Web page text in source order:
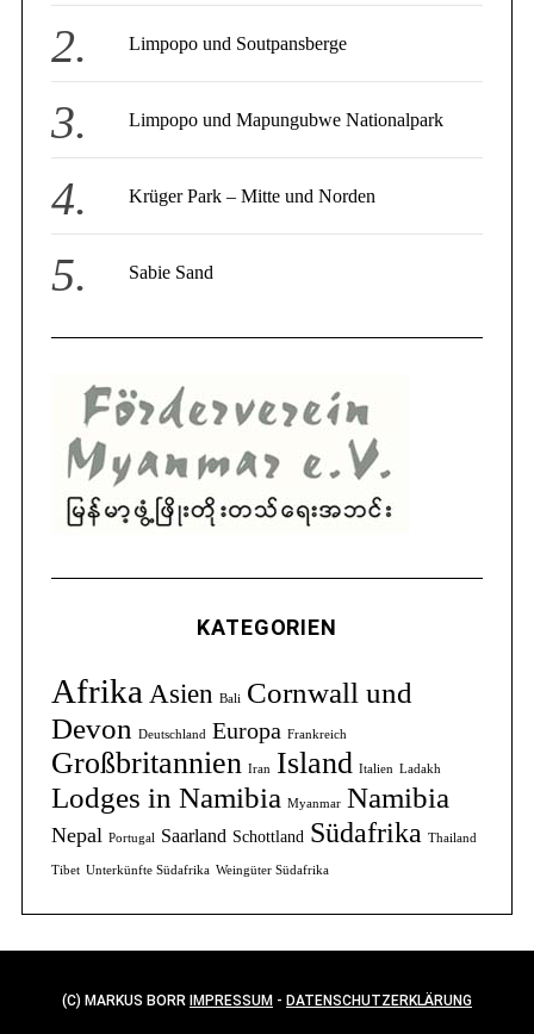
Limpopo und Soutpansberge
Limpopo und Mapungubwe Nationalpark
Krüger Park – Mitte und Norden
Sabie Sand
KATEGORIEN
Afrika Asien Bali
Cornwall und
Devon
Deutschland Europa Frankreich
Großbritannien Iran Island Italien Ladakh
Lodges in Namibia Myanmar Namibia
Nepal Portugal Saarland Schottland Südafrika Thailand
Tibet Unterkünfte Südafrika Weingüter Südafrika
(C) MARKUS BORR IMPRESSUM- DATENSCHUTZERKLÄRUNG